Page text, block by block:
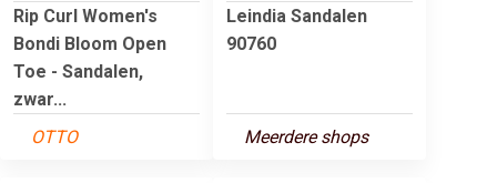
Rip Curl Women's
Bondi Bloom Open
Toe - Sandalen,
zwar...
OTTO
Leindia Sandalen
90760
Meerdere shops